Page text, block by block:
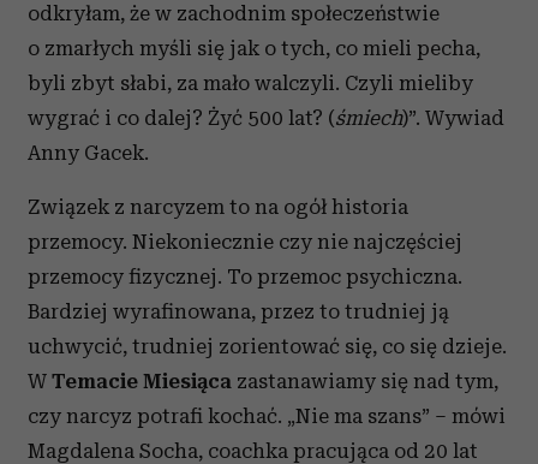
odkryłam, że w zachodnim społeczeństwie
o zmarłych myśli się jak o tych, co mieli pecha,
byli zbyt słabi, za mało walczyli. Czyli mieliby
wygrać i co dalej? Żyć 500 lat? (śmiech)”. Wywiad
Anny Gacek.
Związek z narcyzem to na ogół historia
przemocy. Niekoniecznie czy nie najczęściej
przemocy fizycznej. To przemoc psychiczna.
Bardziej wyrafinowana, przez to trudniej ją
uchwycić, trudniej zorientować się, co się dzieje.
W Temacie Miesiąca zastanawiamy się nad tym,
czy narcyz potrafi kochać. „Nie ma szans” – mówi
Magdalena Socha, coachka pracująca od 20 lat